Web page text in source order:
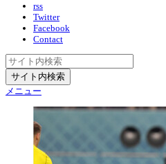
rss
Twitter
Facebook
Contact
メニュー